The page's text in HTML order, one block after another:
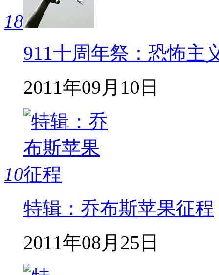
18
911十周年祭：恐怖主
2011年09月10日
10
特辑：乔布斯苹果征程
2011年08月25日